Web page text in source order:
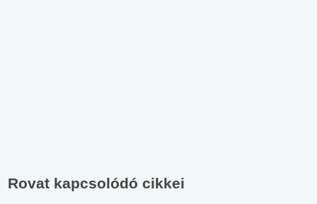
Rovat kapcsolódó cikkei